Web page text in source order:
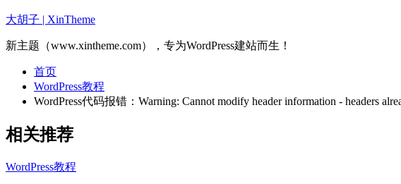
大胡子 | XinTheme
新主题（www.xintheme.com），专为WordPress建站而生！
首页
WordPress教程
WordPress代码报错：Warning: Cannot modify header information - headers
相关推荐
WordPress教程